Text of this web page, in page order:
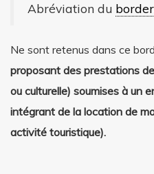
Abréviation du
Ne sont retenus dans ce
proposant des prestations
ou culturelle) soumises à un
intégrant de la location de
activité touristique).